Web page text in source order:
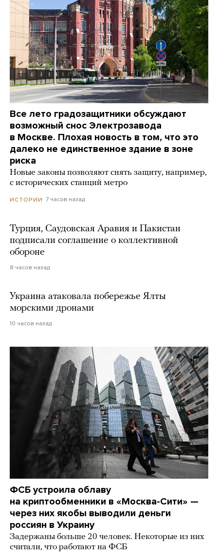
Все лето градозащитники обсуждают
возможный снос Электрозавода
в Москве. Плохая новость в том, что это
далеко не единственное здание в зоне
риска
Новые законы позволяют снять защиту, например,
с исторических станций метро
ИСТОРИИ 7 часов назад
Турция, Саудовская Аравия и Пакистан
подписали соглашение о коллективной
обороне
8 часов назад
Украина атаковала побережье Ялты
морскими дронами
10 часов назад
ФСБ устроила облаву
на криптообменники в «Москва-Сити» —
через них якобы выводили деньги
россиян в Украину
Задержаны больше 20 человек. Некоторые из них
считали, что работают на ФСБ